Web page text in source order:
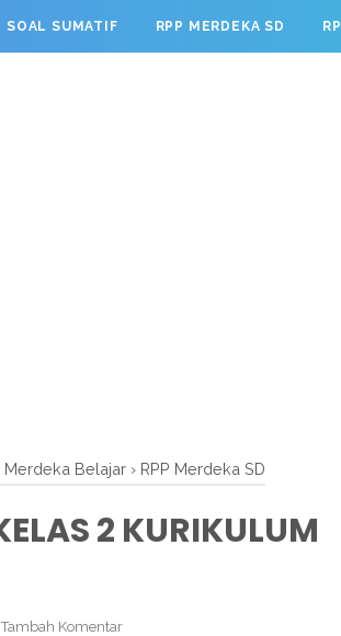
{
SOAL SUMATIF RPP MERDEKA SD
Merdeka Belajar › RPP Merdeka SD
2 KURIKULUM
Tambah Komentar